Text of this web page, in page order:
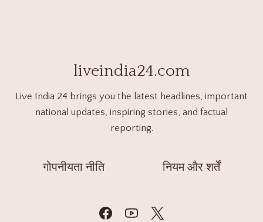
liveindia24.com
Live India 24 brings you the latest headlines, important
national updates, inspiring stories, and factual
reporting.
गोपनीयता नीति नियम और शर्तें